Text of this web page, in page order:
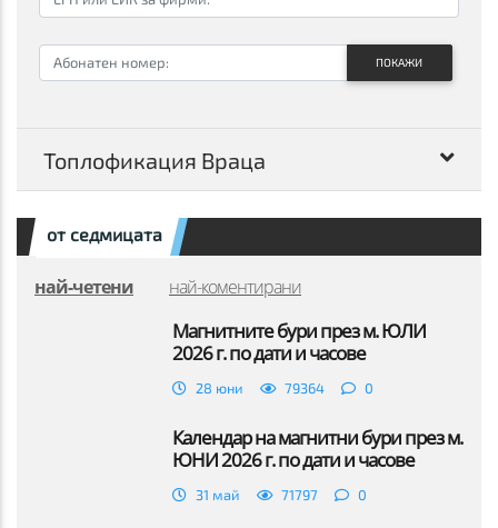
ПОКАЖИ
Топлофикация Враца
от седмицата
най-четени най-коментирани
Магнитните бури през м. ЮЛИ
2026 г. по дати и часове
28 юни 79364 0
Календар на магнитни бури през м.
ЮНИ 2026 г. по дати и часове
31 май 71797 0